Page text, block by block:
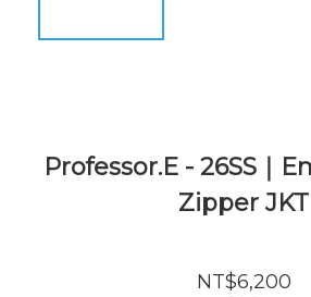
Professor.E - 26SS｜
Zipper JKT
NT$6,200